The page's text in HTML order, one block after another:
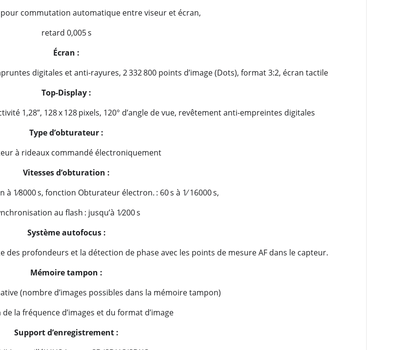
commutation automatique entre viseur et écran,
retard 0,005 s
Écran :
digitales et anti-rayures, 2 332 800 points d’image (Dots), format 3:2, écran tactile
Top-Display :
1,28”, 128 x 128 pixels, 120° d’angle de vue, revêtement anti-empreintes digitales
Type d’obturateur :
à rideaux commandé électroniquement
Vitesses d’obturation :
1⁄8000 s, fonction Obturateur électron. : 60 s à 1⁄ 16000 s,
au flash : jusqu’à 1⁄200 s
Système autofocus :
profondeurs et la détection de phase avec les points de mesure AF dans le capteur.
Mémoire tampon :
(nombre d’images possibles dans la mémoire tampon)
la fréquence d’images et du format d’image
Support d’enregistrement :